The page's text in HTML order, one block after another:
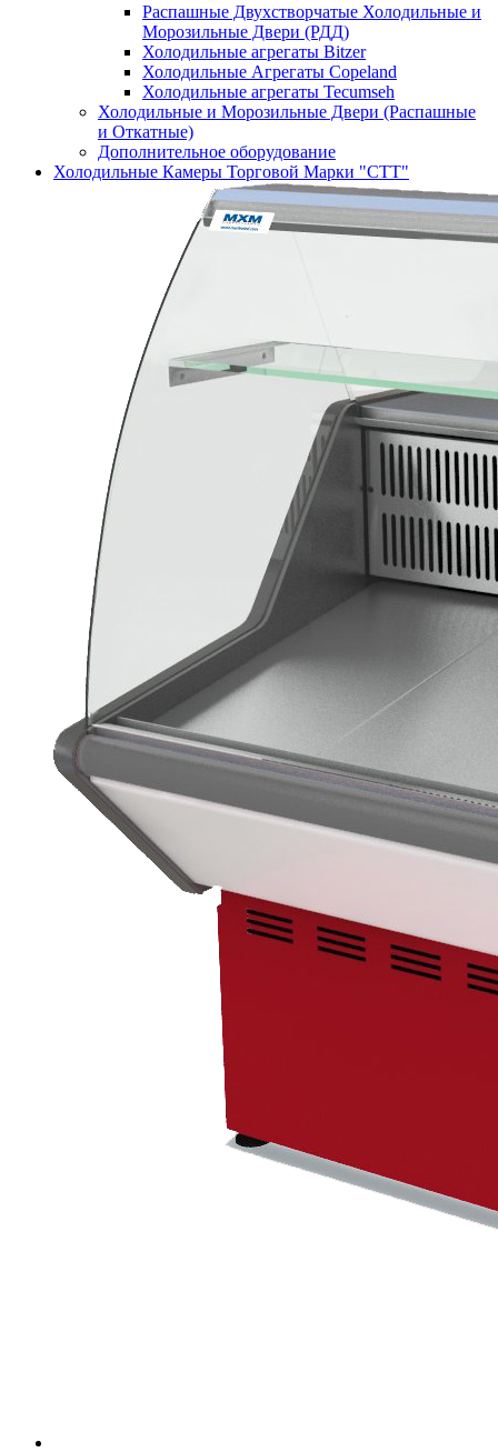
Распашные Двухстворчатые Холодильные и
Морозильные Двери (РДД)
Холодильные агрегаты Bitzer
Холодильные Агрегаты Copeland
Холодильные агрегаты Tecumseh
Холодильные и Морозильные Двери (Распашные
и Откатные)
Дополнительное оборудование
Холодильные Камеры Торговой Марки "СТТ"